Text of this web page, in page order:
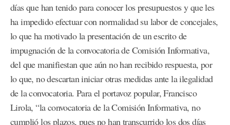
días que han tenido para conocer los presupuestos y que les
ha impedido efectuar con normalidad su labor de concejales,
lo que ha motivado la presentación de un escrito de
impugnación de la convocatoria de Comisión Informativa,
del que manifiestan que aún no han recibido respuesta, por
lo que, no descartan iniciar otras medidas ante la ilegalidad
de la convocatoria. Para el portavoz popular, Francisco
Lirola, “la convocatoria de la Comisión Informativa, no
cumplió los plazos, pues no han transcurrido los dos días